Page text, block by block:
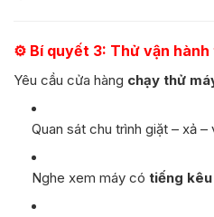
⚙️ Bí quyết 3: Thử vận
Yêu cầu cửa hàng chạy thử
Quan sát chu trình giặt – xả –
Nghe xem máy có tiếng